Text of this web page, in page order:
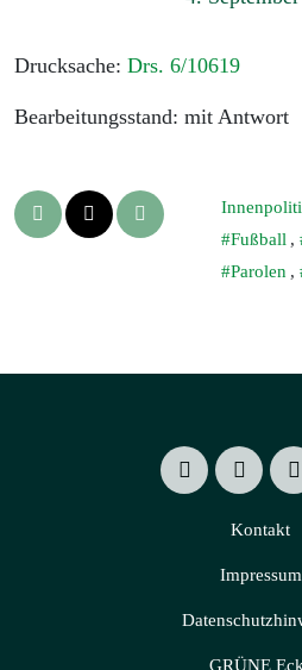
Drucksache: Drs. 6/10619
Bearbeitungsstand: mit Antwort
Fußball ,
Parolen ,
Kontakt
Impressum
GRÜNE